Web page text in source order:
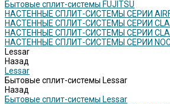
Бытовые сплит-системы FUJITSU
НАСТЕННЫЕ СПЛИТ-СИСТЕМЫ СЕРИИ
НАСТЕННЫЕ СПЛИТ-СИСТЕМЫ СЕРИИ
НАСТЕННЫЕ СПЛИТ-СИСТЕМЫ СЕРИИ
НАСТЕННЫЕ СПЛИТ-СИСТЕМЫ СЕРИИ
Lessar
Назад
Lessar
Бытовые сплит-системы Lessar
Назад
Бытовые сплит-системы Lessar